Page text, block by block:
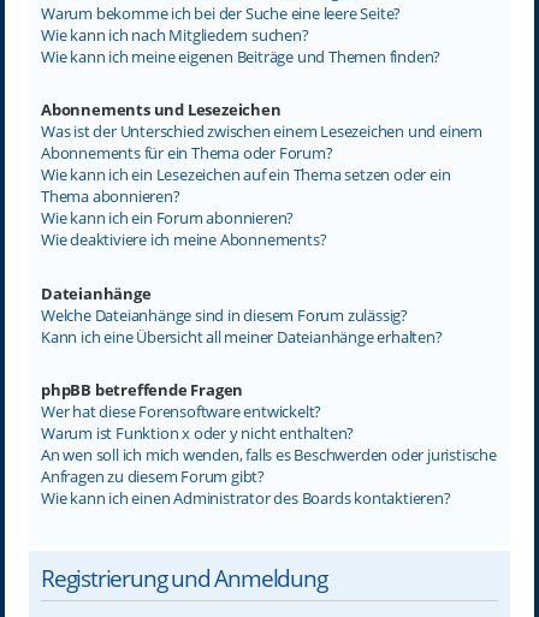
Warum bekomme ich bei der Suche eine leere Seite?
Wie kann ich nach Mitgliedern suchen?
Wie kann ich meine eigenen Beiträge und Themen finden?
Abonnements und Lesezeichen
Was ist der Unterschied zwischen einem Lesezeichen und einem
Abonnements für ein Thema oder Forum?
Wie kann ich ein Lesezeichen auf ein Thema setzen oder ein
Thema abonnieren?
Wie kann ich ein Forum abonnieren?
Wie deaktiviere ich meine Abonnements?
Dateianhänge
Welche Dateianhänge sind in diesem Forum zulässig?
Kann ich eine Übersicht all meiner Dateianhänge erhalten?
phpBB betreffende Fragen
Wer hat diese Forensoftware entwickelt?
Warum ist Funktion x oder y nicht enthalten?
An wen soll ich mich wenden, falls es Beschwerden oder juristische
Anfragen zu diesem Forum gibt?
Wie kann ich einen Administrator des Boards kontaktieren?
Registrierung und Anmeldung